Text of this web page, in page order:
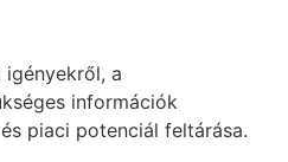
a
információk
piaci potenciál feltárása.